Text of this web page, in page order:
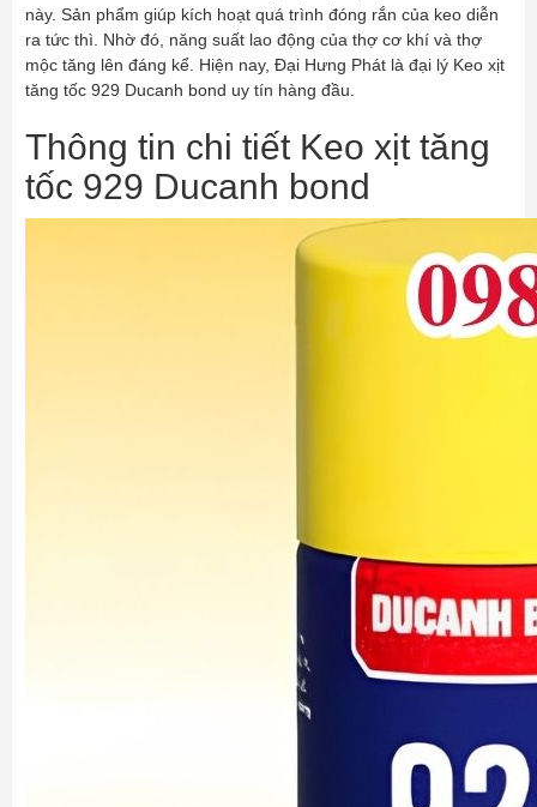
này. Sản phẩm giúp kích hoạt quá trình đóng rắn của keo diễn
ra tức thì. Nhờ đó, năng suất lao động của thợ cơ khí và thợ
mộc tăng lên đáng kể. Hiện nay, Đại Hưng Phát là đại lý Keo xịt
tăng tốc 929 Ducanh bond uy tín hàng đầu.
Thông tin chi tiết Keo xịt tăng
tốc 929 Ducanh bond